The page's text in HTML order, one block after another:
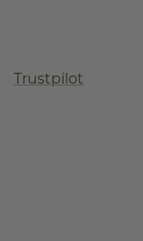
Trustpilot